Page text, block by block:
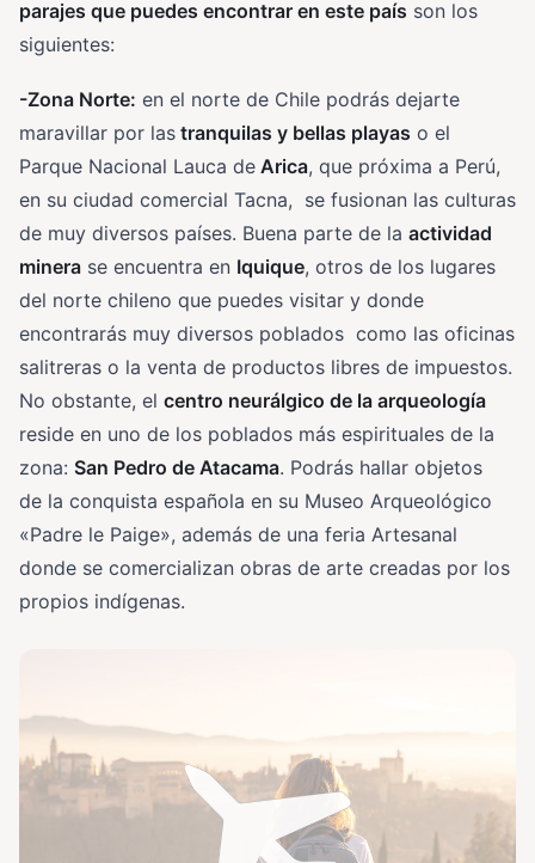
parajes que puedes encontrar en este país son los
siguientes:
-Zona Norte: en el norte de Chile podrás dejarte
maravillar por las tranquilas y bellas playas o el
Parque Nacional Lauca de Arica, que próxima a Perú,
en su ciudad comercial Tacna, se fusionan las culturas
de muy diversos países. Buena parte de la actividad
minera se encuentra en Iquique, otros de los lugares
del norte chileno que puedes visitar y donde
encontrarás muy diversos poblados como las oficinas
salitreras o la venta de productos libres de impuestos.
No obstante, el centro neurálgico de la arqueología
reside en uno de los poblados más espirituales de la
zona: San Pedro de Atacama. Podrás hallar objetos
de la conquista española en su Museo Arqueológico
«Padre le Paige», además de una feria Artesanal
donde se comercializan obras de arte creadas por los
propios indígenas.